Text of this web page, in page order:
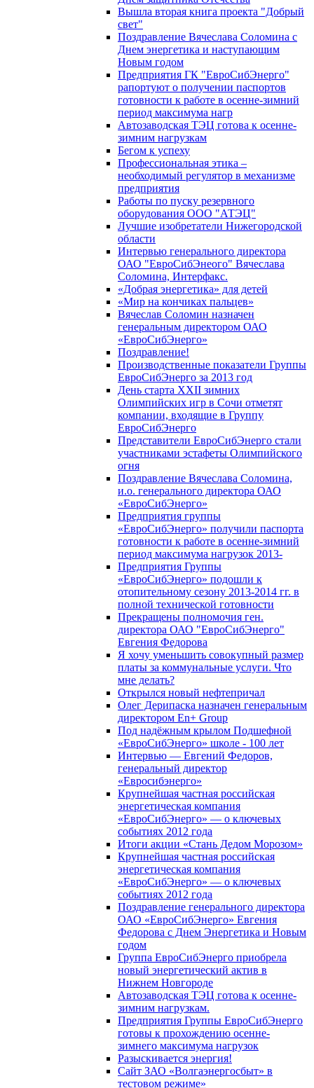
Вышла вторая книга проекта "Добрый
свет"
Поздравление Вячеслава Соломина с
Днем энергетика и наступающим
Новым годом
Предприятия ГК "ЕвроСибЭнерго"
рапортуют о получении паспортов
готовности к работе в осенне-зимний
период максимума нагр
Автозаводская ТЭЦ готова к осенне-
зимним нагрузкам
Бегом к успеху
Профессиональная этика –
необходимый регулятор в механизме
предприятия
Работы по пуску резервного
оборудования ООО "АТЭЦ"
Лучшие изобретатели Нижегородской
области
Интервью генерального директора
ОАО "ЕвроСибЭнеого" Вячеслава
Соломина, Интерфакс.
«Добрая энергетика» для детей
«Мир на кончиках пальцев»
Вячеслав Соломин назначен
генеральным директором ОАО
«ЕвроСибЭнерго»
Поздравление!
Производственные показатели Группы
ЕвроСибЭнерго за 2013 год
День старта XXII зимних
Олимпийских игр в Сочи отметят
компании, входящие в Группу
ЕвроСибЭнерго
Представители ЕвроСибЭнерго стали
участниками эстафеты Олимпийского
огня
Поздравление Вячеслава Соломина,
и.о. генерального директора ОАО
«ЕвроСибЭнерго»
Предприятия группы
«ЕвроСибЭнерго» получили паспорта
готовности к работе в осенне-зимний
период максимума нагрузок 2013-
Предприятия Группы
«ЕвроСибЭнерго» подошли к
отопительному сезону 2013-2014 гг. в
полной технической готовности
Прекращены полномочия ген.
директора ОАО "ЕвроСибЭнерго"
Евгения Федорова
Я хочу уменьшить совокупный размер
платы за коммунальные услуги. Что
мне делать?
Открылся новый нефтепричал
Олег Дерипаска назначен генеральным
директором En+ Group
Под надёжным крылом Подшефной
«ЕвроСибЭнерго» школе - 100 лет
Интервью — Евгений Федоров,
генеральный директор
«Евросибэнерго»
Крупнейшая частная российская
энергетическая компания
«ЕвроСибЭнерго» — о ключевых
событиях 2012 года
Итоги акции «Стань Дедом Морозом»
Крупнейшая частная российская
энергетическая компания
«ЕвроСибЭнерго» — о ключевых
событиях 2012 года
Поздравление генерального директора
ОАО «ЕвроСибЭнерго» Евгения
Федорова с Днем Энергетика и Новым
годом
Группа ЕвроСибЭнерго приобрела
новый энергетический актив в
Нижнем Новгороде
Автозаводская ТЭЦ готова к осенне-
зимним нагрузкам.
Предприятия Группы ЕвроСибЭнерго
готовы к прохождению осенне-
зимнего максимума нагрузок
Разыскивается энергия!
Сайт ЗАО «Волгаэнергосбыт» в
тестовом режиме»